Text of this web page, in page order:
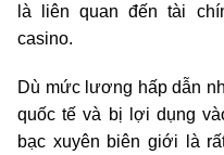
là liên quan đến tài
casino.
Dù mức lương hấp dẫn
quốc tế và bị lợi dụng
bạc xuyên biên giới là